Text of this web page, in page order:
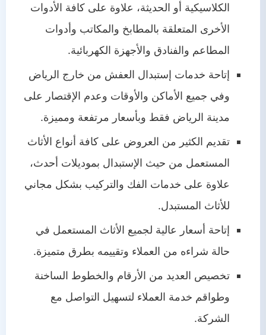
الكلاسيكية أو الحديثة، علاوة على كافة الأدوات
الأخرى المتعلقة بالمطابخ والمكاتب وأدوات
المطاعم والفنادق والأجهزة الكهربائية.
إتاحة خدمات إستبدال العفش من خارج الرياض
وفي جميع الأماكن والأوقات وعدم الإقتصار على
مدينة الرياض فقط وبأسعار مرتفعة ومميزة.
تقديم الكثير من العروض على كافة أنواع الأثاث
المستعمل من حيث الإستبدال بموديلات أحدث،
علاوة على خدمات الفك والتركيب بشكل مجاني
للأثاث المستبدل.
إتاحة أسعار عالية لجميع الأثاث المستعمل في
حالة شراءه من العملاء وتقييمه بطرق متميزة.
تخصيص العديد من الأرقام والخطوط الساخنة
وطواقم خدمة العملاء لتسهيل التواصل مع
الشركة.